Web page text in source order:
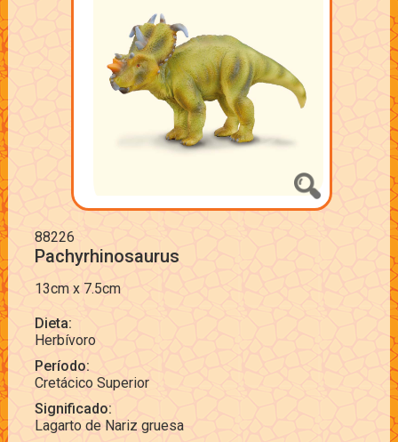
88226
Pachyrhinosaurus
13cm x 7.5cm
Dieta:
Herbívoro
Período:
Cretácico Superior
Significado:
Lagarto de Nariz gruesa